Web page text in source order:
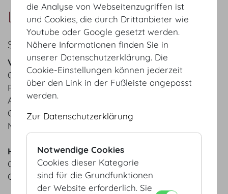
Lunch Buffet Light
SOMMER
Vorspeisen
Orientalischer Couscous Salat | Minze | Sultaninen |
Paprika
Asiatischer Glasnudelsalat | grüner Spargel |
Cashewnüsse | Koriander
MOTTO Bio-Brot aus der hauseigenen Backstube
Hauptspeisen
Grünes Thai Chicken Curry "Gaeng KhiaoWan"
Gefüllte Paprika | Rollgerste | Tomatensauce
die Analyse von Webseitenzugriffen ist
und Cookies, die durch Drittanbieter wie
Youtube oder Google gesetzt werden.
Nähere Informationen finden Sie in
unserer Datenschutzerklärung. Die
Cookie-Einstellungen können jederzeit
über den Link in der Fußleiste angepasst
werden.
Zur Datenschutzerklärung
Notwendige Cookies
Cookies dieser Kategorie
sind für die Grundfunktionen
der Website erforderlich. Sie